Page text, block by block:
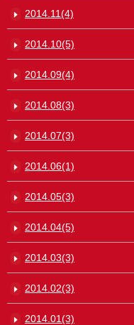
2014.11(4)
2014.10(5)
2014.09(4)
2014.08(3)
2014.07(3)
2014.06(1)
2014.05(3)
2014.04(5)
2014.03(3)
2014.02(3)
2014.01(3)